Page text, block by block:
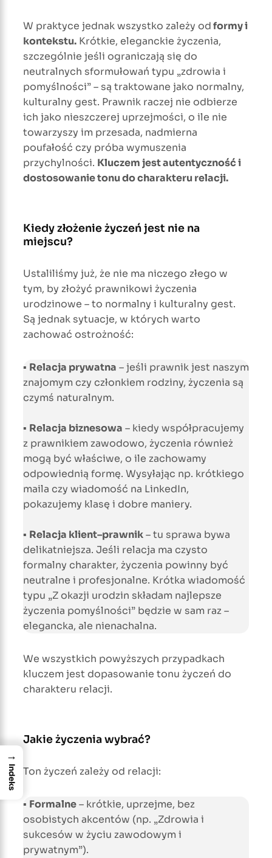
W praktyce jednak wszystko zależy odformy i
kontekstu. Krótkie, eleganckie życzenia,
szczególnie jeśli ograniczają się do
neutralnych sformułowań typu „zdrowia i
pomyślności” – są traktowane jako normalny,
kulturalny gest. Prawnik raczej nie odbierze
ich jako nieszczerej uprzejmości, o ile nie
towarzyszy im przesada, nadmierna
poufałość czy próba wymuszenia
przychylności. Kluczem jest autentyczność i
dostosowanie tonu do charakteru relacji.
Kiedy złożenie życzeń jest nie na
miejscu?
Ustaliliśmy już, że nie ma niczego złego w
tym, by złożyć prawnikowi życzenia
urodzinowe – to normalny i kulturalny gest.
Są jednak sytuacje, w których warto
zachować ostrożność:
▪ Relacja prywatna – jeśli prawnik jest naszym
znajomym czy członkiem rodziny, życzenia są
czymś naturalnym.
▪ Relacja biznesowa – kiedy współpracujemy
z prawnikiem zawodowo, życzenia również
mogą być właściwe, o ile zachowamy
odpowiednią formę. Wysyłając np. krótkiego
maila czy wiadomość na LinkedIn,
pokazujemy klasę i dobre maniery.
▪ Relacja klient–prawnik– tu sprawa bywa
delikatniejsza. Jeśli relacja ma czysto
formalny charakter, życzenia powinny być
neutralne i profesjonalne. Krótka wiadomość
typu „Z okazji urodzin składam najlepsze
życzenia pomyślności” będzie w sam raz –
elegancka, ale nienachalna.
We wszystkich powyższych przypadkach
kluczem jest dopasowanie tonu życzeń do
charakteru relacji.
Jakie życzenia wybrać?
Ton życzeń zależy od relacji:
▪ Formalne– krótkie, uprzejme, bez
osobistych akcentów (np. „Zdrowia i
sukcesów w życiu zawodowym i
prywatnym”).
→
Indeks